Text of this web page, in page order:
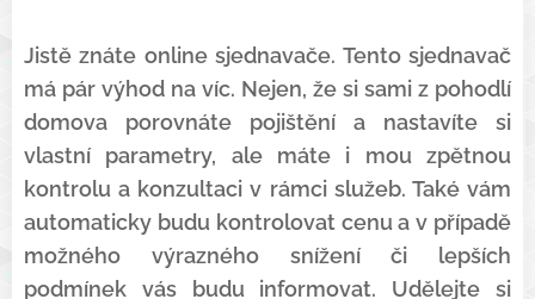
Jistě znáte online sjednavače. Tento sjednavač
má pár výhod na víc. Nejen, že si sami z pohodlí
domova porovnáte pojištění a nastavíte si
vlastní parametry, ale máte i mou zpětnou
kontrolu a konzultaci v rámci služeb. Také vám
automaticky budu kontrolovat cenu a v případě
možného výrazného snížení či lepších
podmínek vás budu informovat. Udělejte si